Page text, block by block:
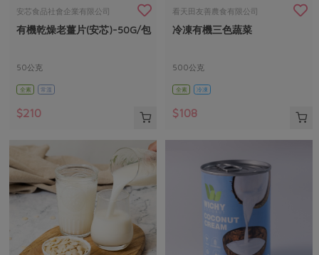
安芯食品社會企業有限公司
有機乾燥老薑片(安芯)-50G/包
50公克
全素 常溫
$210
看天田友善農食有限公司
冷凍有機三色蔬菜
500公克
全素 冷凍
$108